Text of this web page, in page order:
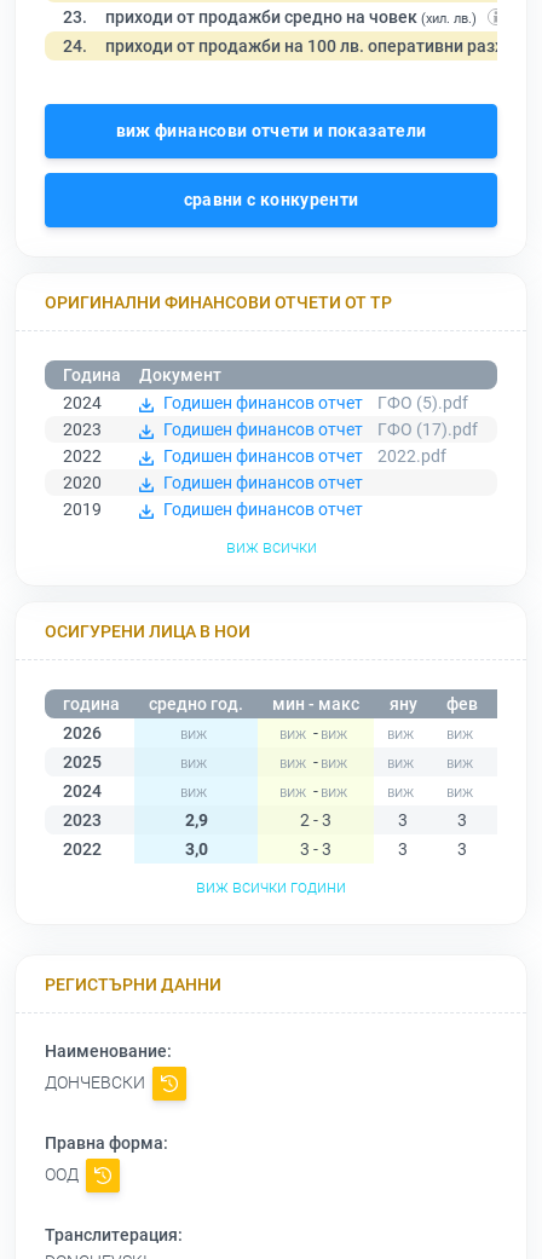
23. приходи от продажби средно на човек (хил. лв.)
24. приходи от продажби на 100 лв. оперативни разходи
виж финансови отчети и показатели
сравни с конкуренти
ОРИГИНАЛНИ ФИНАНСОВИ ОТЧЕТИ ОТ ТР
Година
Документ
2024
Годишен финансов отчет
ГФО (5).pdf
2023
Годишен финансов отчет
ГФО (17).pdf
2022
Годишен финансов отчет
2022.pdf
2020
Годишен финансов отчет
2019
Годишен финансов отчет
виж всички
ОСИГУРЕНИ ЛИЦА В НОИ
година средно год. мин - макс яну фев
2026
-
2025
-
2024
-
2023
2,9 2 - 3 3 3
2022
3,0 3 - 3 3 3
виж всички години
РЕГИСТЪРНИ ДАННИ
Наименование:
ДОНЧЕВСКИ
Правна форма:
ООД
Транслитерация: